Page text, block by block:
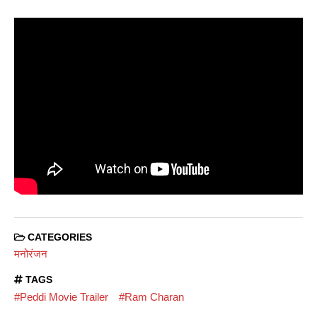
CATEGORIES
मनोरंजन
TAGS
#Peddi Movie Trailer #Ram Charan